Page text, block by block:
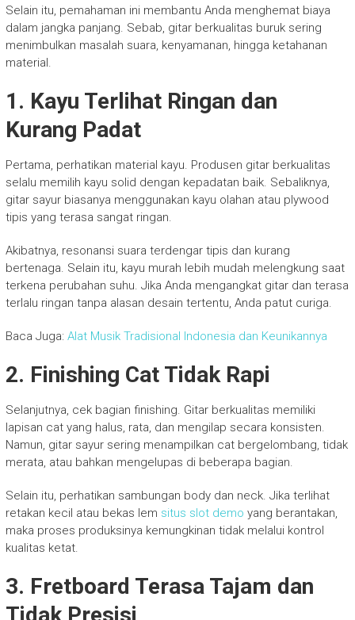
Selain itu, pemahaman ini membantu Anda menghemat biaya
dalam jangka panjang. Sebab, gitar berkualitas buruk sering
menimbulkan masalah suara, kenyamanan, hingga ketahanan
material.
1. Kayu Terlihat Ringan dan
Kurang Padat
Pertama, perhatikan material kayu. Produsen gitar berkualitas
selalu memilih kayu solid dengan kepadatan baik. Sebaliknya,
gitar sayur biasanya menggunakan kayu olahan atau plywood
tipis yang terasa sangat ringan.
Akibatnya, resonansi suara terdengar tipis dan kurang
bertenaga. Selain itu, kayu murah lebih mudah melengkung saat
terkena perubahan suhu. Jika Anda mengangkat gitar dan terasa
terlalu ringan tanpa alasan desain tertentu, Anda patut curiga.
Baca Juga: Alat Musik Tradisional Indonesia dan Keunikannya
2. Finishing Cat Tidak Rapi
Selanjutnya, cek bagian finishing. Gitar berkualitas memiliki
lapisan cat yang halus, rata, dan mengilap secara konsisten.
Namun, gitar sayur sering menampilkan cat bergelombang, tidak
merata, atau bahkan mengelupas di beberapa bagian.
Selain itu, perhatikan sambungan body dan neck. Jika terlihat
retakan kecil atau bekas lem situs slot demo yang berantakan,
maka proses produksinya kemungkinan tidak melalui kontrol
kualitas ketat.
3. Fretboard Terasa Tajam dan